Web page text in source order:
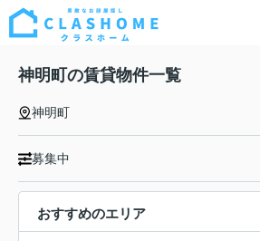
神明町の賃貸物件一覧
神明町
募集中
おすすめのエリア